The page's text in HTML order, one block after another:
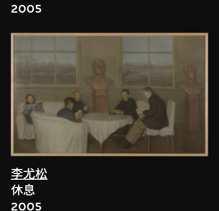
2005
李尤松
休息
2005